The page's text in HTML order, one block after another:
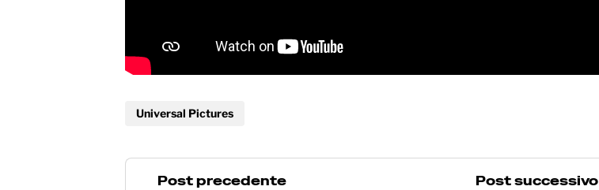
Universal Pictures
Post precedente
Post successivo